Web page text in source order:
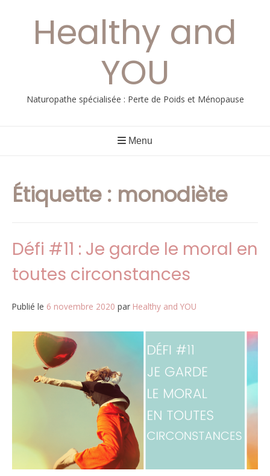
Healthy and
YOU
Naturopathe spécialisée : Perte de Poids et Ménopause
Menu
Étiquette : monodiète
Défi #11 : Je garde le moral en
toutes circonstances
Publié le 6 novembre 2020 par Healthy and YOU